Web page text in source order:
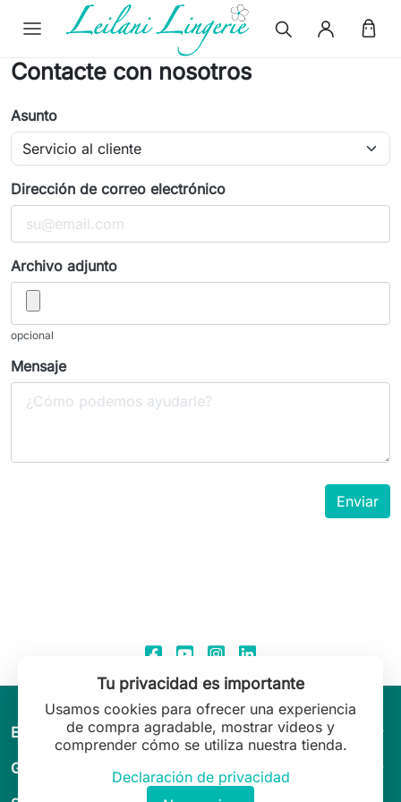
Contacte con nosotros
Asunto
Dirección de correo electrónico
Archivo adjunto
opcional
Mensaje
El mundo de Leilani Lingerie arrow_drop_down
Guía & asesoramiento arrow_drop_down
Tu privacidad es importante
Usamos cookies para ofrecer una experiencia
de compra agradable, mostrar videos y
comprender cómo se utiliza nuestra tienda.
Declaración de privacidad